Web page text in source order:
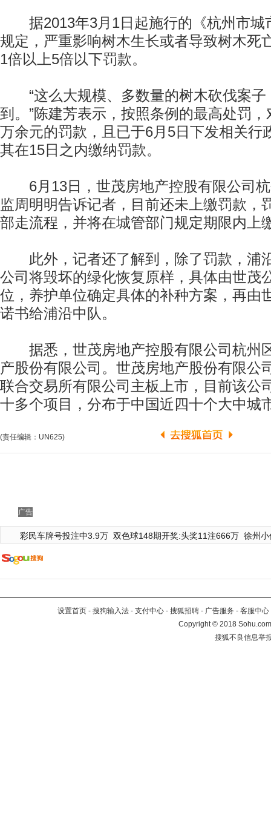
据2013年3月1日起施行的《杭州市城
规定，严重影响树木生长或者导致树木死
1倍以上5倍以下罚款。
“这么大规模、多数量的树木砍伐案子
到。”陈建芳表示，按照条例的最高处罚
万余元的罚款，且已于6月5日下发相关行
其在15日之内缴纳罚款。
6月13日，世茂房地产控股有限公司杭
监周明明告诉记者，目前还未上缴罚款，
部走流程，并将在城管部门规定期限内上
此外，记者还了解到，除了罚款，浦
公司将毁坏的绿化恢复原样，具体由世茂
位，养护单位确定具体的补种方案，再由
诺书给浦沿中队。
据悉，世茂房地产控股有限公司杭州
产股份有限公司。世茂房地产股份有限公
联合交易所有限公司主板上市，目前该公
十多个项目，分布于中国近四十个大中城
(责任编辑：UN625)
广告
彩民车牌号投注中3.9万 双色球148期开奖:头奖11注666万 徐州
设置首页 - 搜狗输入法 - 支付中心 - 搜狐招聘 - 广告服务 - 客服中心
Copyright©2018
搜狐不良信息举